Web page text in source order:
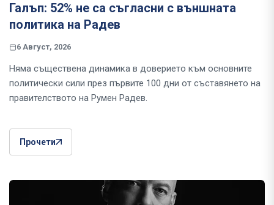
Галъп: 52% не са съгласни с външната
политика на Радев
6 Август, 2026
Няма съществена динамика в доверието към основните
политически сили през първите 100 дни от съставянето на
правителството на Румен Радев.
Прочети